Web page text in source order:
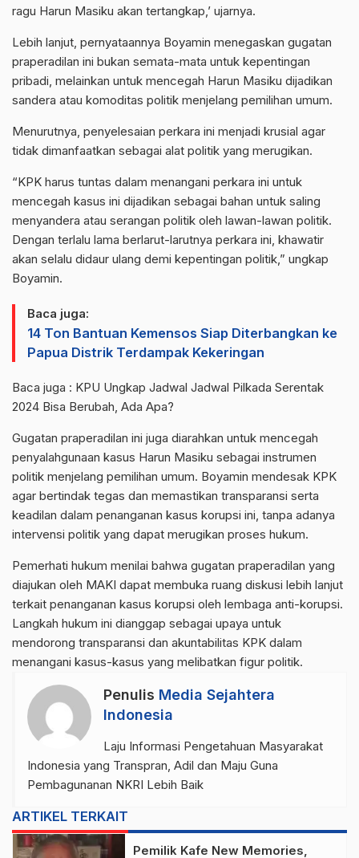
ragu Harun Masiku akan tertangkap,’ ujarnya.
Lebih lanjut, pernyataannya Boyamin menegaskan gugatan
praperadilan ini bukan semata-mata untuk kepentingan
pribadi, melainkan untuk mencegah Harun Masiku dijadikan
sandera atau komoditas politik menjelang pemilihan umum.
Menurutnya, penyelesaian perkara ini menjadi krusial agar
tidak dimanfaatkan sebagai alat politik yang merugikan.
“KPK harus tuntas dalam menangani perkara ini untuk
mencegah kasus ini dijadikan sebagai bahan untuk saling
menyandera atau serangan politik oleh lawan-lawan politik.
Dengan terlalu lama berlarut-larutnya perkara ini, khawatir
akan selalu didaur ulang demi kepentingan politik,” ungkap
Boyamin.
Baca juga:
14 Ton Bantuan Kemensos Siap Diterbangkan ke
Papua Distrik Terdampak Kekeringan
Baca juga : KPU Ungkap Jadwal Jadwal Pilkada Serentak
2024 Bisa Berubah, Ada Apa?
Gugatan praperadilan ini juga diarahkan untuk mencegah
penyalahgunaan kasus Harun Masiku sebagai instrumen
politik menjelang pemilihan umum. Boyamin mendesak KPK
agar bertindak tegas dan memastikan transparansi serta
keadilan dalam penanganan kasus korupsi ini, tanpa adanya
intervensi politik yang dapat merugikan proses hukum.
Pemerhati hukum menilai bahwa gugatan praperadilan yang
diajukan oleh MAKI dapat membuka ruang diskusi lebih lanjut
terkait penanganan kasus korupsi oleh lembaga anti-korupsi.
Langkah hukum ini dianggap sebagai upaya untuk
mendorong transparansi dan akuntabilitas KPK dalam
menangani kasus-kasus yang melibatkan figur politik.
Penulis Media Sejahtera
Indonesia
Laju Informasi Pengetahuan Masyarakat
Indonesia yang Transpran, Adil dan Maju Guna
Pembagunanan NKRI Lebih Baik
ARTIKEL TERKAIT
Pemilik Kafe New Memories,